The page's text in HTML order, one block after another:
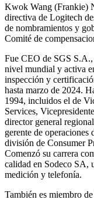
Kwok Wang (Frankie)
directiva de Logitech
de nombramientos y
Comité de
Fue CEO de SGS S.A.,
nivel mundial y activa
inspección y
hasta marzo de 2024.
1994, incluidos el de
Services,
director general
gerente de operaciones
división de Consumer
Comenzó su carrera
calidad en Sodeco SA,
medición y telefonía.
También es miembro